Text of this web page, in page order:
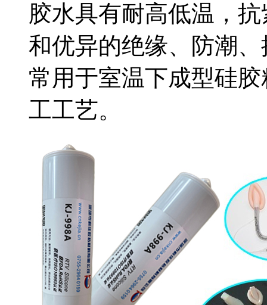
胶水具有耐高低温，
和优异的绝缘、防潮
常用于室温下成型硅
工工艺。